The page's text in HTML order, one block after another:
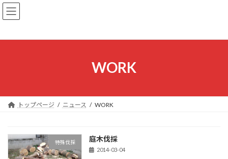
コ
ン
プ
ナ
ビ
動
WORK
トップページ ニュース WORK
特殊伐採 庭木伐採
2014-03-04